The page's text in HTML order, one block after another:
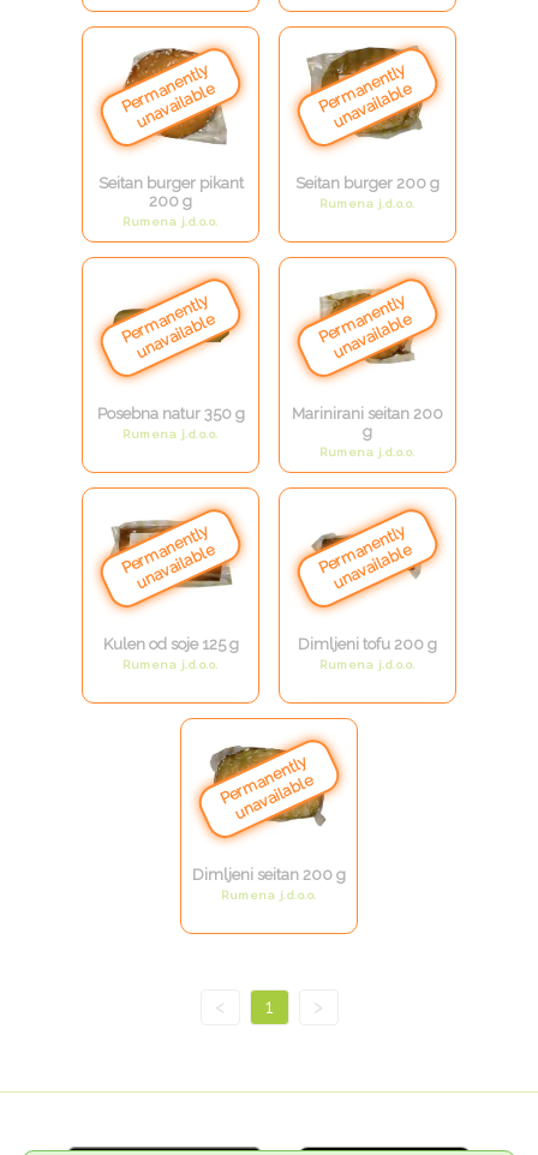
Seitan burger pikant
200 g
Rumena j.d.o.o.
Seitan burger 200 g
Rumena j.d.o.o.
Posebna natur 350 g
Rumena j.d.o.o.
Marinirani seitan 200
g
Rumena j.d.o.o.
Kulen od soje 125 g
Rumena j.d.o.o.
Dimljeni tofu 200 g
Rumena j.d.o.o.
Dimljeni seitan 200 g
Rumena j.d.o.o.
< 1 >